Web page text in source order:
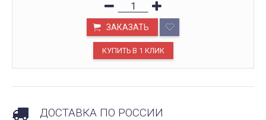
ЗАКАЗАТЬ
ДОСТАВКА ПО РОССИИ